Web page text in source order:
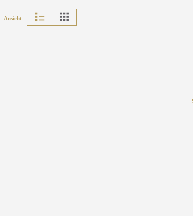
Ansicht